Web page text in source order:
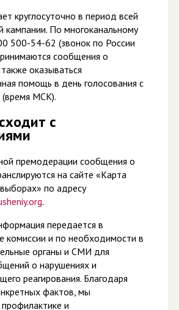
круглосуточно в период всей
кампании. По многоканальному
500-54-62 (звонок по России
сообщения о
оказываться
помощь в день голосования с
МСК).
с
премодерации сообщения о
на сайте «Карта
по адресу
.
передается в
комиссии и по необходимости в
органы и СМИ для
о нарушениях и
реагирования. Благодаря
фактов, мы
и